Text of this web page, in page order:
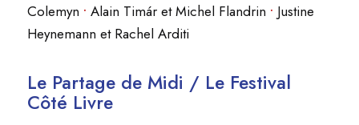
Colemyn • Alain Timár et Michel Flandrin • Justine
Heynemann et Rachel Arditi
Le Partage de Midi / Le Festival
Côté Livre